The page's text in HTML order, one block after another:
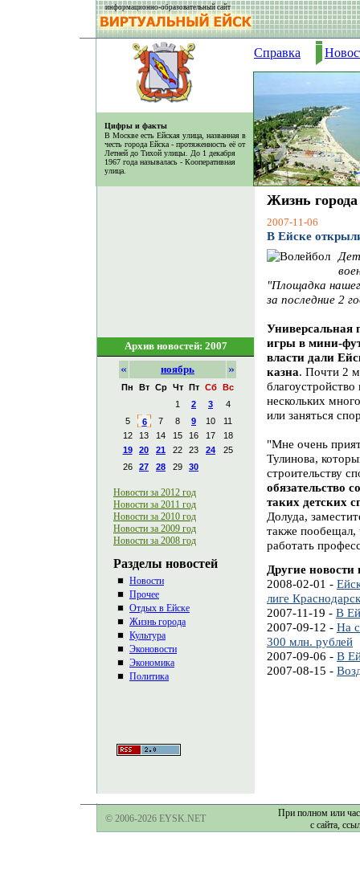
информационно-образовательный сайт
Цифры и факты
В Москве есть Ейская улица, названная в
честь города Ейска - протяженность её от
Летней до Тихой улицы. До 1 декабря
1967 года называлась - Кооперативная
улица.
Справка
Жизнь города
2007-11-06
В Ейске
"Площадка
за последние 2
Универсальная
игры в мини-
власти дали
казна. Почти 2
нескольких
или заняться
"Мне очень
Тулинова,
строительству
обязательство
таких детских
Долуда,
также пообещал,
работать
Другие новости
2008-02-01 -
лиге
2007-11-19 - В
2007-09-12 - На
300 млн. рублей
2007-09-06 - В
2007-08-15 -
Архив новостей: 2007
« ноябрь »
Пн Вт Ср Чт Пт Сб
Вс
1
2 3
4
5
6 7 8 9 10
11
12
13 14 15 16 17
18
19
20 21 22 23 24
25
26
27 28 29 30
Новости за 2012 год
Новости за 2011 год
Новости за 2010 год
Новости за 2009 год
Новости за 2008 год
Разделы новостей
Новости
Прочее
Отдых в Ейске
Жизнь города
Культура
Эконовости
Экономика
Политика
© 2006-2026 EYSK.NET
При полном или
с сайта,